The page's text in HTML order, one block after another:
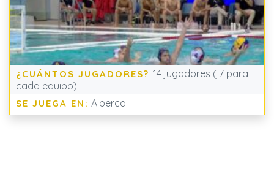
¿CUÁNTOS JUGADORES? 14 jugadores ( 7 para
cada equipo)
SE JUEGA EN: Alberca